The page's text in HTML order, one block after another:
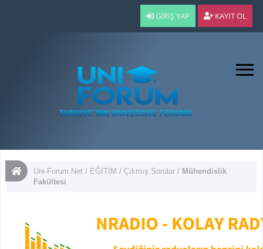
GIRIŞ YAP KAYIT OL
Uni-Forum.Net / EĞİTİM /Çıkmış Sorular / Mühendislik
Fakültesi